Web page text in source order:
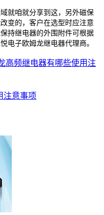
咱就分享到这，另外磁保
变的，客户在选型时应注意
持继电器的外围附件可根据
电子欧姆龙继电器代理商。
高频继电器有哪些使用注
注意事项